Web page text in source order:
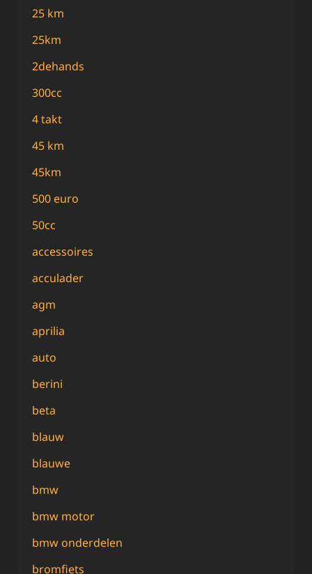
25 km
25km
2dehands
300cc
4 takt
45 km
45km
500 euro
50cc
accessoires
acculader
agm
aprilia
auto
berini
beta
blauw
blauwe
bmw
bmw motor
bmw onderdelen
bromfiets